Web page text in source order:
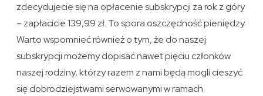
zdecydujecie się na opłacenie subskrypcji za rok z góry
– zapłacicie 139,99 zł. To spora oszczędność pieniędzy.
Warto wspomnieć również o tym, że do naszej
subskrypcji możemy dopisać nawet pięciu członków
naszej rodziny, którzy razem z nami będą mogli cieszyć
się dobrodziejstwami serwowanymi w ramach